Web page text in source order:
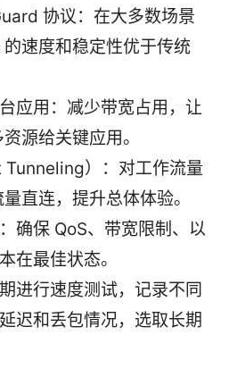
协议：在大多数场景
速度和稳定性优于传统
应用：减少带宽占用，让
源给关键应用。
）：对工作流量
直连，提升总体体验。
确保 QoS、带宽限制、以
在最佳状态。
进行速度测试，记录不同
迟和丢包情况，选取长期